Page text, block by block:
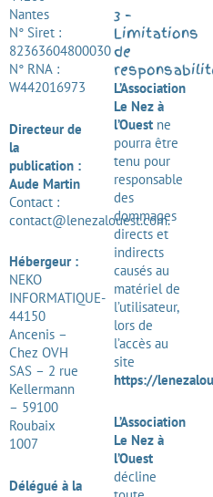
Nantes
N° Siret :
82363604800030
N° RNA :
W442016973
Directeur de
la
publication :
Aude Martin
Contact :
contact@lenezalouest.com.
Hébergeur :
NEKO
INFORMATIQUE-
44150
Ancenis –
Chez OVH
SAS – 2 rue
Kellermann
– 59100
Roubaix
1007
Délégué à la
3 –
Limitations
de
L’Association
Le Nez à
l’Ouest ne
pourra être
tenu pour
responsable
des
dommages
directs et
indirects
causés au
matériel de
l’utilisateur,
lors de
l’accès au
site
https://
L’Association
Le Nez à
l’Ouest
décline